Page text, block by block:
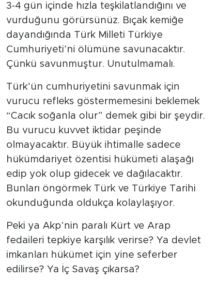
3-4 gün içinde hızla teşkilatlandığını ve
vurduğunu görürsünüz. Bıçak kemiğe
dayandığında Türk Milleti Türkiye
Cumhuriyeti’ni ölümüne savunacaktır.
Çünkü savunmuştur. Unutulmamalı.
Türk’ün cumhuriyetini savunmak için
vurucu refleks göstermemesini beklemek
“Cacık soğanla olur” demek gibi bir şeydir.
Bu vurucu kuvvet iktidar peşinde
olmayacaktır. Büyük ihtimalle sadece
hükümdariyet özentisi hükümeti alaşağı
edip yok olup gidecek ve dağılacaktır.
Bunları öngörmek Türk ve Türkiye Tarihi
okunduğunda oldukça kolaylaşıyor.
Peki ya Akp’nin paralı Kürt ve Arap
fedaileri tepkiye karşılık verirse? Ya devlet
imkanları hükümet için yine seferber
edilirse? Ya İç Savaş çıkarsa?